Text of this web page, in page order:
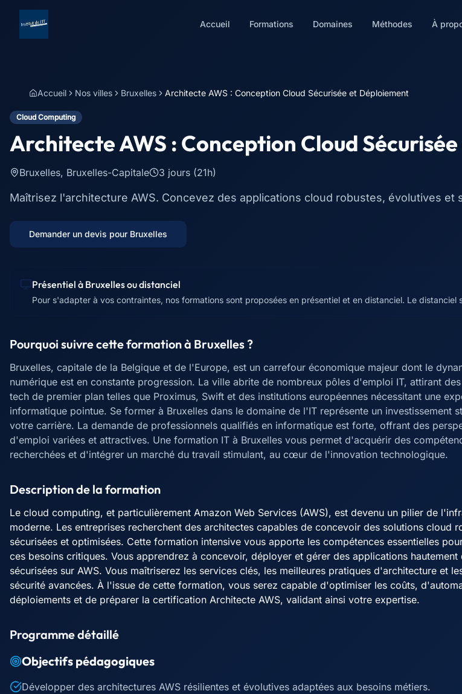
Accueil Formations Domaines Méthodes À
Accueil Nos villes Bruxelles Architecte AWS : Conception Cloud Sécurisée et Déploiement
Cloud Computing
Architecte AWS : Conception Cloud
Bruxelles, Bruxelles-Capitale 3 jours (21h)
Maîtrisez l'architecture AWS. Concevez des applications cloud robustes, évolutives
Demander un devis pour Bruxelles
Présentiel à Bruxellesou distanciel
Pour s'adapter à vos contraintes, nos formations sont proposées en présentiel et en distanciel. Le
Pourquoi suivre cette formation à Bruxelles?
Bruxelles, capitale de la Belgique et de l'Europe, est un carrefour économique majeur dont le
numérique est en constante progression. La ville abrite de nombreux pôles d'emploi IT, attirant
tech de premier plan telles que Proximus, Swift et des institutions européennes nécessitant une
informatique pointue. Se former à Bruxelles dans le domaine de l'IT représente un investissement
votre carrière. La demande de professionnels qualifiés en informatique est forte, offrant des
d'emploi variées et attractives. Une formation IT à Bruxelles vous permet d'acquérir des
recherchées et d'intégrer un marché du travail stimulant, au cœur de l'innovation technologique.
Description de la formation
Le cloud computing, et particulièrement Amazon Web Services (AWS), est devenu un pilier de
moderne. Les entreprises recherchent des architectes capables de concevoir des solutions cloud
sécurisées et optimisées. Cette formation intensive vous apporte les compétences essentielles
ces besoins critiques. Vous apprendrez à concevoir, déployer et gérer des applications hautement
sécurisées sur AWS. Vous maîtriserez les services clés, les meilleures pratiques d'architecture et
sécurité avancées. À l'issue de cette formation, vous serez capable d'optimiser les coûts,
déploiements et de préparer la certification Architecte AWS, validant ainsi votre expertise.
Programme détaillé
Objectifs pédagogiques
Développer des architectures AWS résilientes et évolutives adaptées aux besoins métiers.